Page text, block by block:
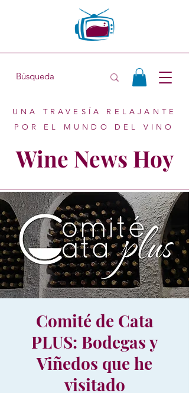
Wine News Hoy
UNA TRAVESÍA RELAJANTE
POR EL MUNDO DEL VINO
Comité de Cata
PLUS: Bodegas y
Viñedos que he
visitado